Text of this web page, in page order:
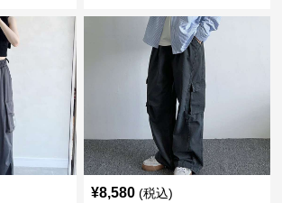
¥8,580 (税込)